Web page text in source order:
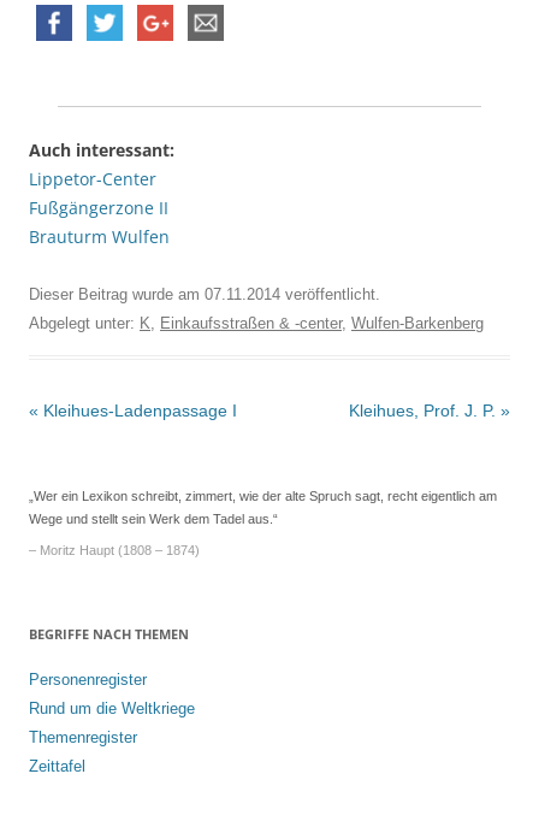
Auch interessant:
Lippetor-Center
Fußgängerzone II
Brauturm Wulfen
Dieser Beitrag wurde am 07.11.2014 veröffentlicht.
Abgelegt unter: K, Einkaufsstraßen & -center, Wulfen-Barkenberg
Beitrags-
« Kleihues-Ladenpassage I Kleihues, Prof. J. P. »
„Wer ein Lexikon schreibt, zimmert, wie der alte Spruch sagt, recht eigentlich am
Wege und stellt sein Werk dem Tadel aus.“
– Moritz Haupt (1808 – 1874)
BEGRIFFE NACH THEMEN
Personenregister
Rund um die Weltkriege
Themenregister
Zeittafel